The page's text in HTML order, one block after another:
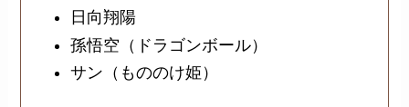
日向翔陽
孫悟空（ドラゴンボール）
サン（もののけ姫）